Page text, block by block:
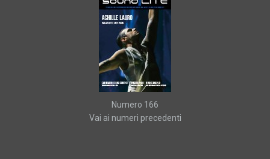
Numero 166
Vai ai numeri precedenti